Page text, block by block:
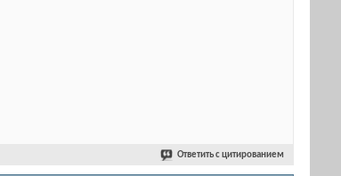
Ответить с цитированием